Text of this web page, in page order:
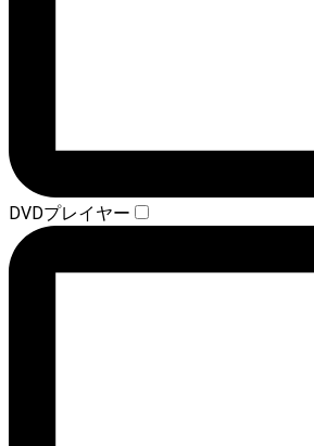
DVDプレイヤー